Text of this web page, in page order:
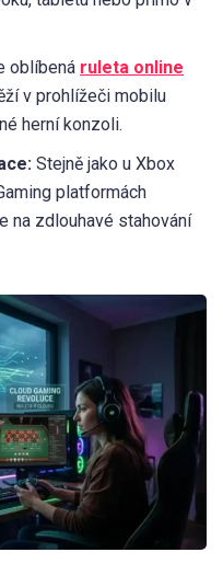
oblíbená ruleta online
v prohlížeči mobilu
herní konzoli.
Stejně jako u Xbox
platformách
na zdlouhavé stahování